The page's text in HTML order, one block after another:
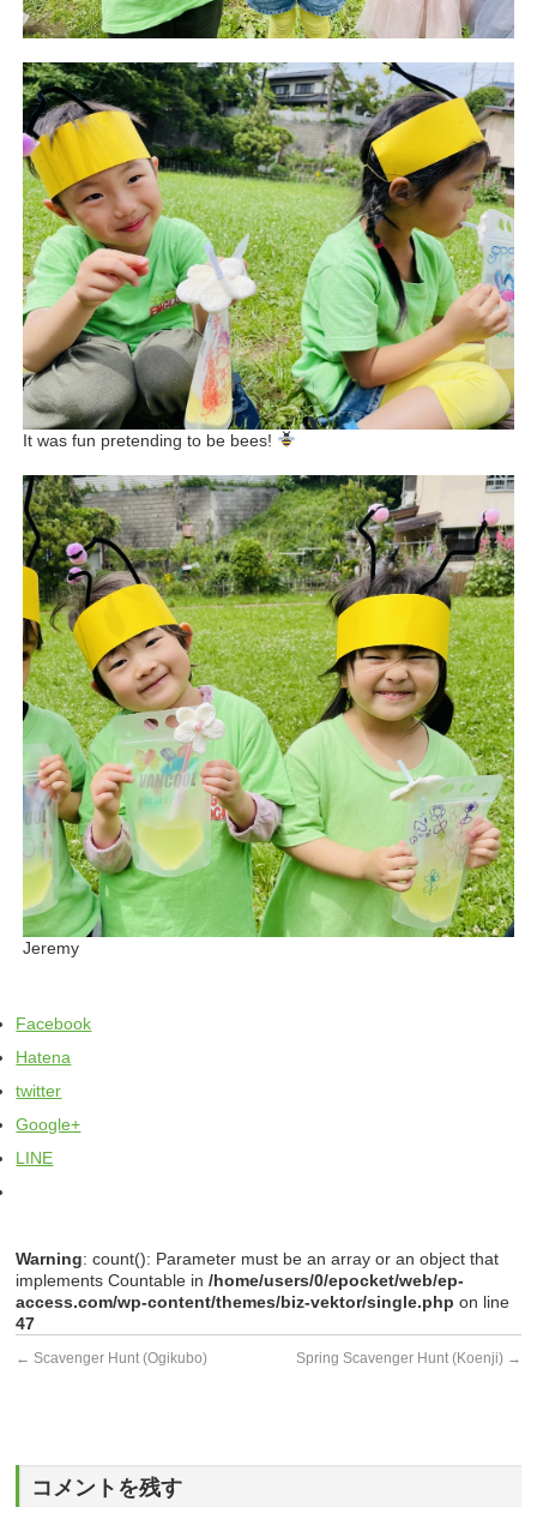
It was fun pretending to be bees!
Jeremy
Facebook
Hatena
twitter
Google+
LINE
Warning: count(): Parameter must be an array or an object that
implements Countable in/home/users/0/epocket/web/ep-
access.com/wp-content/themes/biz-vektor/single.php on line
47
← Scavenger Hunt (Ogikubo) Spring Scavenger Hunt (Koenji) →
コメントを残す